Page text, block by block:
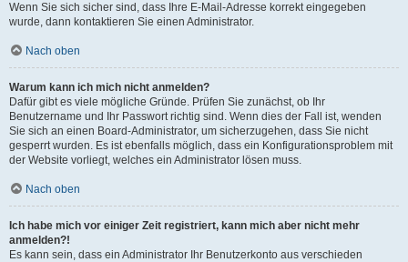
Wenn Sie sich sicher sind, dass Ihre E-Mail-Adresse korrekt eingegeben
wurde, dann kontaktieren Sie einen Administrator.
Nach oben
Warum kann ich mich nicht anmelden?
Dafür gibt es viele mögliche Gründe. Prüfen Sie zunächst, ob Ihr
Benutzername und Ihr Passwort richtig sind. Wenn dies der Fall ist, wenden
Sie sich an einen Board-Administrator, um sicherzugehen, dass Sie nicht
gesperrt wurden. Es ist ebenfalls möglich, dass ein Konfigurationsproblem mit
der Website vorliegt, welches ein Administrator lösen muss.
Nach oben
Ich habe mich vor einiger Zeit registriert, kann mich aber nicht mehr
anmelden?!
Es kann sein, dass ein Administrator Ihr Benutzerkonto aus verschieden